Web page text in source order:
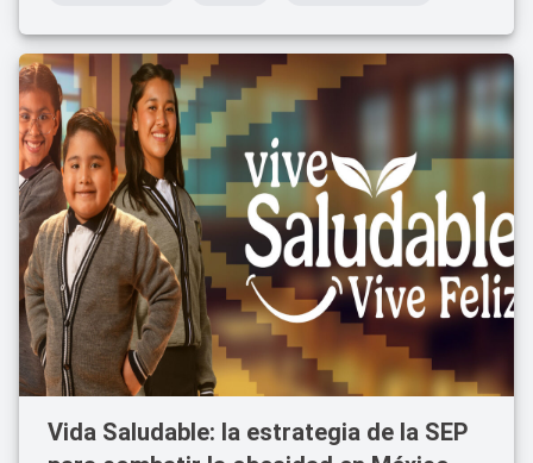
Vida Saludable: la estrategia de la SEP